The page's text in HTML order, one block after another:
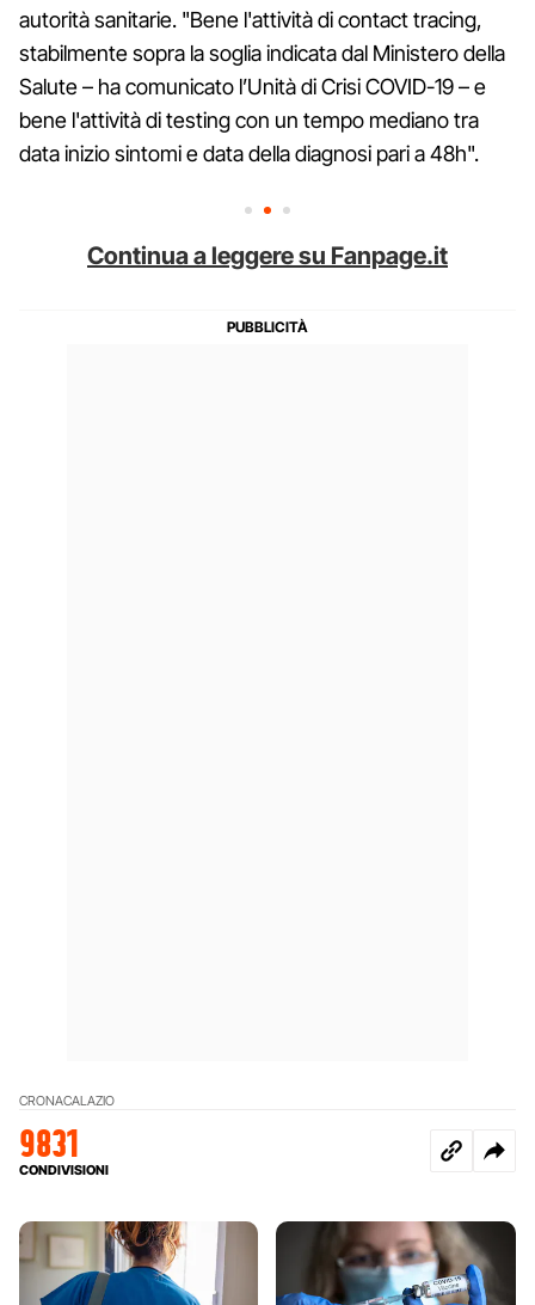
autorità sanitarie. "Bene l'attività di contact tracing,
stabilmente sopra la soglia indicata dal Ministero della
Salute – ha comunicato l’Unità di Crisi COVID-19 – e
bene l'attività di testing con un tempo mediano tra
data inizio sintomi e data della diagnosi pari a 48h".
Continua a leggere su Fanpage.it
CRONACALAZIO
9831
CONDIVISIONI